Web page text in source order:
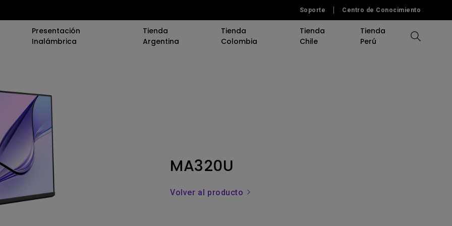
Soporte Centro de Conocimiento
Presentación
Inalámbrica
Tienda
Argentina
Tienda
Colombia
Tienda
Chile
Tienda
Perú
MA320U
Volver al producto